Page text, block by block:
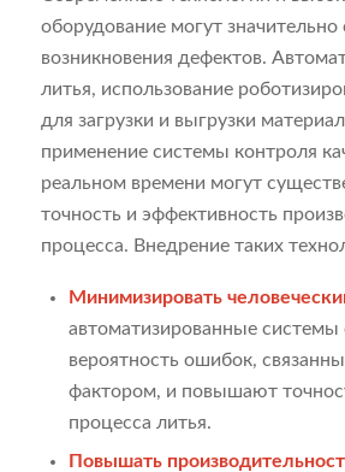
оборудование могут значительно
возникновения дефектов.
литья, использование
для загрузки и выгрузки
применение системы контроля
реальном времени могут
точность и эффективность
процесса. Внедрение таких
Минимизировать
автоматизированные
вероятность ошибок,
фактором, и повышают
процесса литья.
Повышать